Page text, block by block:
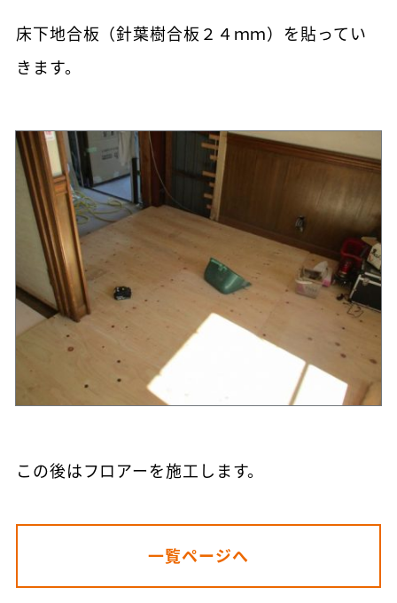
床下地合板（針葉樹合板２４ｍｍ）を貼ってい
きます。
この後はフロアーを施工します。
一覧ページへ